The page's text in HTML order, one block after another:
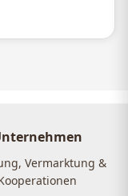
Vermarktung &